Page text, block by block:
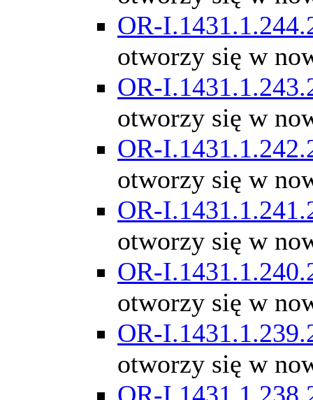
OR-
otworzy się w
OR-
otworzy się w
OR-
otworzy się w
OR-
otworzy się w
OR-
otworzy się w
OR-
otworzy się w